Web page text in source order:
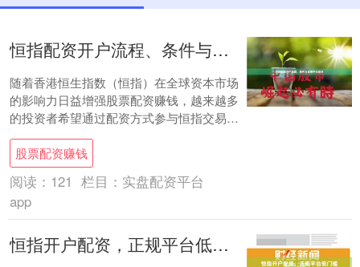
恒指配资开户流程、条件与正规平台指南
随着香港恒生指数（恒指）在全球资本市场
的影响力日益增强股票配资赚钱，越来越多
的投资者希望通过配资方式参与恒指交易。
本文将详细介绍恒指配资的开户流程、基本
条件以及....
股票配资赚钱
阅读： 121 栏目： 实盘配资平台
app
恒指开户配资，正规平台低门槛